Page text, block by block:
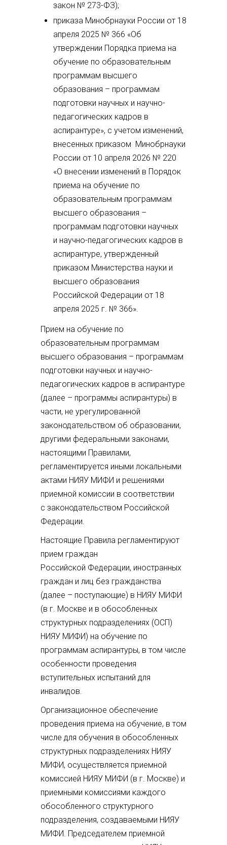
закон № 273-ФЗ);
приказа Минобрнауки России от 18
апреля 2025 № 366 «Об
утверждении Порядка приема на
обучение по образовательным
программам высшего
образования – программам
подготовки научных и научно-
педагогических кадров в
аспирантуре», с учетом изменений,
внесенных приказом Минобрнауки
России от 10 апреля 2026 № 220
«О внесении изменений в Порядок
приема на обучение по
образовательным программам
высшего образования –
программам подготовки научных
и научно-педагогических кадров в
аспирантуре, утвержденный
приказом Министерства науки и
высшего образования
Российской Федерации от 18
апреля 2025 г. № 366».
Прием на обучение по
образовательным программам
высшего образования – программам
подготовки научных и научно-
педагогических кадров в аспирантуре
(далее – программы аспирантуры) в
части, не урегулированной
законодательством об образовании,
другими федеральными законами,
настоящими Правилами,
регламентируется иными локальными
актами НИЯУ МИФИ и решениями
приемной комиссии в соответствии
с законодательством Российской
Федерации.
Настоящие Правила регламентируют
прием граждан
Российской Федерации, иностранных
граждан и лиц без гражданства
(далее – поступающие) в НИЯУ МИФИ
(в г. Москве и в обособленных
структурных подразделениях (ОСП)
НИЯУ МИФИ) на обучение по
программам аспирантуры, в том числе
особенности проведения
вступительных испытаний для
инвалидов.
Организационное обеспечение
проведения приема на обучение, в том
числе для обучения в обособленных
структурных подразделениях НИЯУ
МИФИ, осуществляется приемной
комиссией НИЯУ МИФИ (в г. Москве) и
приемными комиссиями каждого
обособленного структурного
подразделения, создаваемыми НИЯУ
МИФИ. Председателем приемной